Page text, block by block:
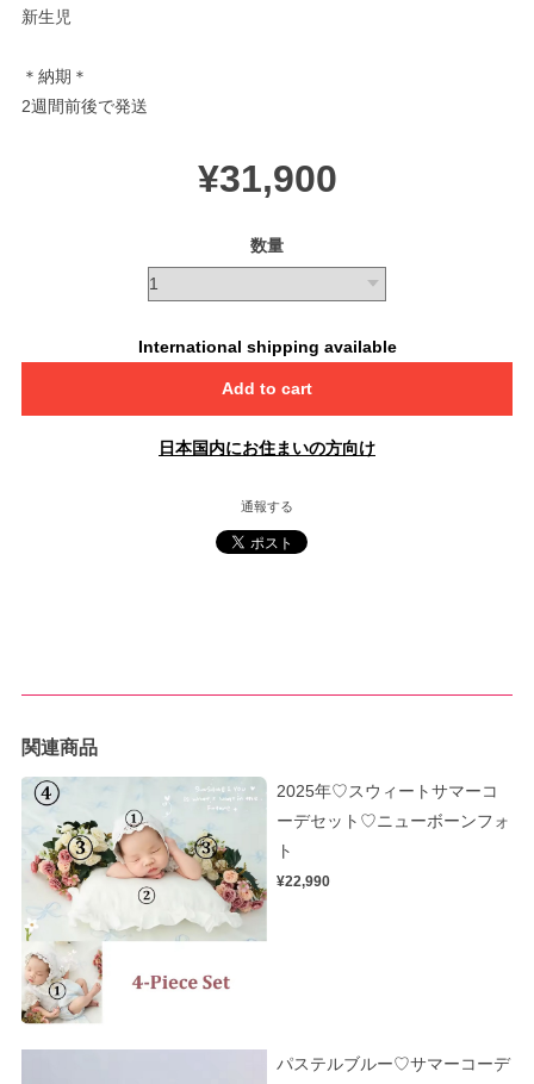
新生児
＊納期＊
2週間前後で発送
¥31,900
数量
International shipping available
Add to cart
日本国内にお住まいの方向け
通報する
関連商品
2025年♡スウィートサマーコ
ーデセット♡ニューボーンフォ
ト
¥22,990
パステルブルー♡サマーコーデ